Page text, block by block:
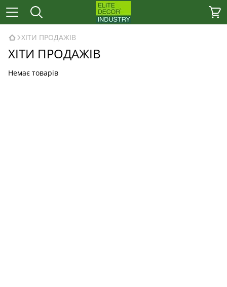
ХІТИ ПРОДАЖІВ
ХІТИ ПРОДАЖІВ
Немає товарів